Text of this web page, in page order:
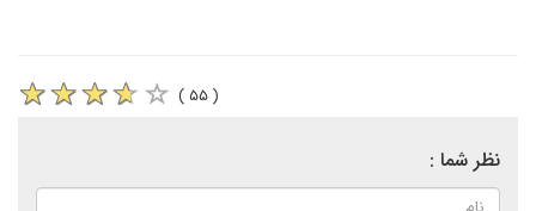
( ۵۵ )
نظر شما :